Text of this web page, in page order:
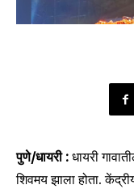
पुणे/धायरी : धायरी
शिवमय झाला होता.